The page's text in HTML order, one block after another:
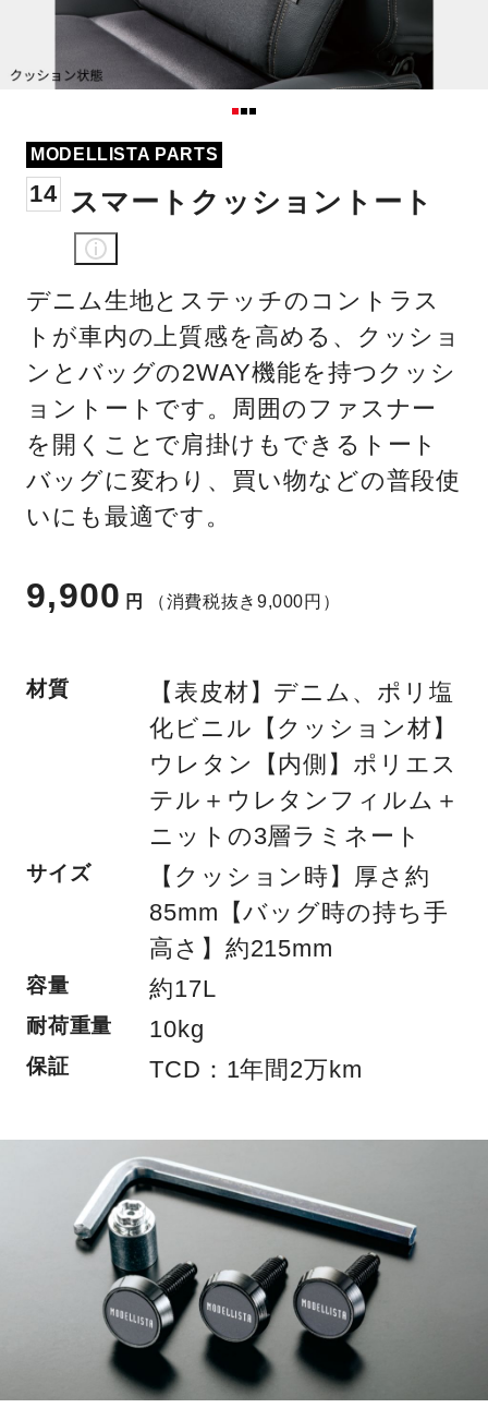
MODELLISTA PARTS
14 スマートクッショントート
デニム生地とステッチのコントラス
トが車内の上質感を高める、クッショ
ンとバッグの2WAY機能を持つクッシ
ョントートです。周囲のファスナー
を開くことで肩掛けもできるトート
バッグに変わり、買い物などの普段使
いにも最適です。
9,900 円 （消費税抜き9,000円）
材質
【表皮材】デニム、ポリ塩
化ビニル【クッション材】
ウレタン【内側】ポリエス
テル＋ウレタンフィルム＋
ニットの3層ラミネート
サイズ
【クッション時】厚さ約
85mm【バッグ時の持ち手
高さ】約215mm
容量 約17L
耐荷重量 10kg
保証 TCD：1年間2万km